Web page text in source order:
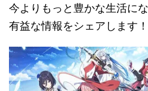
今よりもっと豊かな生活に
有益な情報をシェアします！